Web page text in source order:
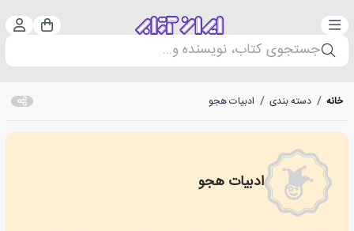
دسته‌بندی سبد
جستجوی کتاب، نویسنده و...
خانه / دسته بندی / ادبیات هجو
ادبیات هجو
Invective literature